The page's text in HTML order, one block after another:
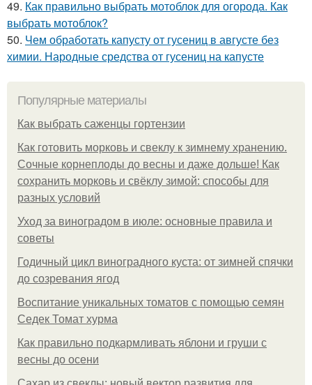
49. Как правильно выбрать мотоблок для огорода. Как
выбрать мотоблок?
50. Чем обработать капусту от гусениц в августе без
химии. Народные средства от гусениц на капусте
Популярные материалы
Как выбрать саженцы гортензии
Как готовить морковь и свеклу к зимнему хранению.
Сочные корнеплоды до весны и даже дольше! Как
сохранить морковь и свёклу зимой: способы для
разных условий
Уход за виноградом в июле: основные правила и
советы
Годичный цикл виноградного куста: от зимней спячки
до созревания ягод
Воспитание уникальных томатов с помощью семян
Седек Томат хурма
Как правильно подкармливать яблони и груши с
весны до осени